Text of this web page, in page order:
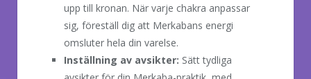
upp till kronan. När varje chakra anpassar
sig, föreställ dig att Merkabans energi
omsluter hela din varelse.
Inställning av avsikter: Sätt tydliga